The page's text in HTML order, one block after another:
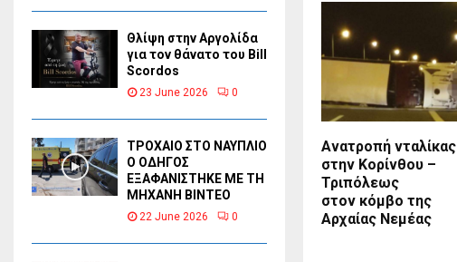
Ανατροπή νταλίκας
στην Κορίνθου –
Τριπόλεως
στον κόμβο της
Αρχαίας Νεμέας
Θλίψη στην Αργολίδα
για τον θάνατο του Bill
Scordos
23 June 2026 0
ΤΡΟΧΑΙΟ ΣΤΟ ΝΑΥΠΛΙΟ
Ο ΟΔΗΓΟΣ
ΕΞΑΦΑΝΙΣΤΗΚΕ ΜΕ ΤΗ
ΜΗΧΑΝΗ ΒΙΝΤΕΟ
22 June 2026 0